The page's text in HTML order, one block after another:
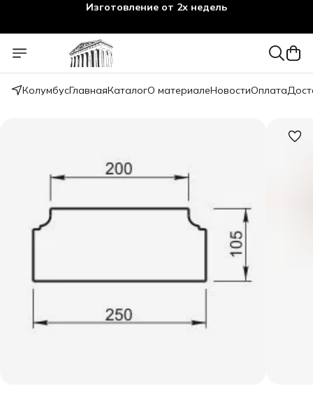
КолумбусГлавнаяКаталогО материалеНовостиОплата